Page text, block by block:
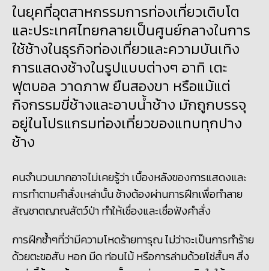
ในยุคที่อุตสาหกรรมการท่องเที่ยวเติบโต
และประเทศไทยกลายเป็นศูนย์กลางในการ
ใช้ช้างในธุรกิจท่องเที่ยวและความบันเทิง
การแสดงช้างในรูปแบบต่างๆ อาทิ เตะ
ฟุตบอล วาดภาพ ยืนสองขา หรือแม้แต่
กิจกรรมขี่ช้างและอาบน้ำช้าง มักถูกบรรจุ
อยู่ในโปรแกรมท่องเที่ยวของแทบทุกปาง
ช้าง
คนจำนวนมากอาจไม่เคยรู้ว่า เบื้องหลังของการแสดงและ
การทำตามคำสั่งเหล่านั้น ช้างต้องผ่านการฝึกเพื่อทำลาย
สัญชาตญาณสัตว์ป่า ทำให้เชื่องและเชื่อฟังคำสั่ง
การฝึกซ้ำๆที่ว่ามีความโหดร้ายทารุณ ไม่ว่าจะเป็นการทำร้าย
ด้วยตะขอสับ หอก มีด ท่อนไม้ หรือการล่ามด้วยโซ่สั้นๆ สิ่ง